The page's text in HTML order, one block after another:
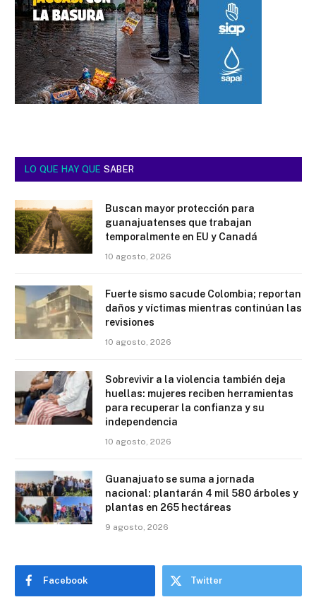
LO QUE HAY QUE SABER
Buscan mayor protección para
guanajuatenses que trabajan
temporalmente en EU y Canadá
10 agosto, 2026
Fuerte sismo sacude Colombia; reportan
daños y víctimas mientras continúan las
revisiones
10 agosto, 2026
Sobrevivir a la violencia también deja
huellas: mujeres reciben herramientas
para recuperar la confianza y su
independencia
10 agosto, 2026
Guanajuato se suma a jornada
nacional: plantarán 4 mil 580 árboles y
plantas en 265 hectáreas
9 agosto, 2026
Facebook Twitter